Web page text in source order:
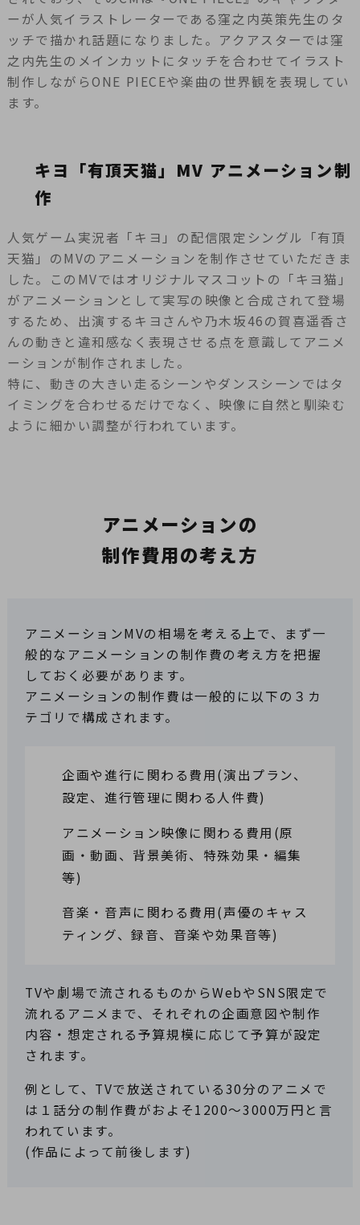
ーが人気イラストレーターである窪之内英策先生のタ
ッチで描かれ話題になりました。アクアスターでは窪
之内先生のメインカットにタッチを合わせてイラスト
制作しながらONE PIECEや楽曲の世界観を表現してい
ます。
キヨ「有頂天猫」MV アニメーション制
作
人気ゲーム実況者「キヨ」の配信限定シングル「有頂
天猫」のMVのアニメーションを制作させていただきま
した。このMVではオリジナルマスコットの「キヨ猫」
がアニメーションとして実写の映像と合成されて登場
するため、出演するキヨさんや乃木坂46の賀喜遥香さ
んの動きと違和感なく表現させる点を意識してアニメ
ーションが制作されました。
特に、動きの大きい走るシーンやダンスシーンではタ
イミングを合わせるだけでなく、映像に自然と馴染む
ように細かい調整が行われています。
アニメーションの
制作費用の考え方
アニメーションMVの相場を考える上で、まず一
般的なアニメーションの制作費の考え方を把握
しておく必要があります。
アニメーションの制作費は一般的に以下の３カ
テゴリで構成されます。
企画や進行に関わる費用(演出プラン、
設定、進行管理に関わる人件費)
アニメーション映像に関わる費用(原
画・動画、背景美術、特殊効果・編集
等)
音楽・音声に関わる費用(声優のキャス
ティング、録音、音楽や効果音等)
TVや劇場で流されるものからWebやSNS限定で
流れるアニメまで、それぞれの企画意図や制作
内容・想定される予算規模に応じて予算が設定
されます。
例として、TVで放送されている30分のアニメで
は１話分の制作費がおよそ1200～3000万円と言
われています。
(作品によって前後します)